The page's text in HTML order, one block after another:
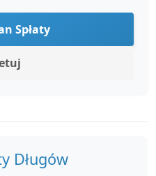
Spłaty
Długów